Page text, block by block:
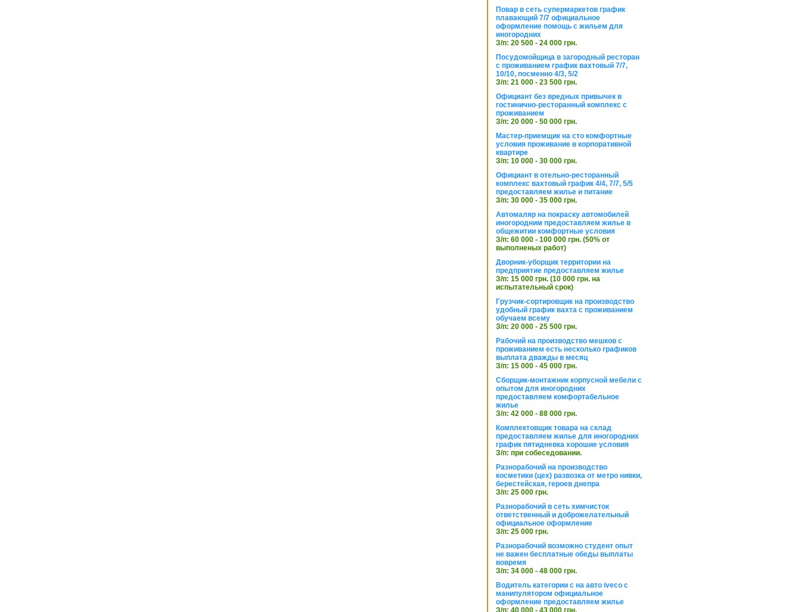
Повар в сеть супермаркетов график
плавающий 7/7 официальное
оформление помощь с жильем для
иногородних
З/п: 20 500 - 24 000 грн.
Посудомойщица в загородный ресторан
с проживанием график вахтовый 7/7,
10/10, посменно 4/3, 5/2
З/п: 21 000 - 23 500 грн.
Официант без вредных привычек в
гостинично-ресторанный комплекс с
проживанием
З/п: 20 000 - 50 000 грн.
Мастер-приемщик на сто комфортные
условия проживание в корпоративной
квартире
З/п: 10 000 - 30 000 грн.
Официант в отельно-ресторанный
комплекс вахтовый график 4/4, 7/7, 5/5
предоставляем жилье и питание
З/п: 30 000 - 35 000 грн.
Автомаляр на покраску автомобилей
иногородним предоставляем жилье в
общежитии комфортные условия
З/п: 60 000 - 100 000 грн. (50% от
выполненых работ)
Дворник-уборщик территории на
предприятие предоставляем жилье
З/п: 15 000 грн. (10 000 грн. на
испытательный срок)
Грузчик-сортировщик на производство
удобный график вахта с проживанием
обучаем всему
З/п: 20 000 - 25 500 грн.
Рабочий на производство мешков с
проживанием есть несколько графиков
выплата дважды в месяц
З/п: 15 000 - 45 000 грн.
Сборщик-монтажник корпусной мебели с
опытом для иногородних
предоставляем комфортабельное
жилье
З/п: 42 000 - 88 000 грн.
Комплектовщик товара на склад
предоставляем жилье для иногородних
график пятидневка хорошие условия
З/п: при собеседовании.
Разнорабочий на производство
косметики (цех) развозка от метро нивки,
берестейская, героев днепра
З/п: 25 000 грн.
Разнорабочий в сеть химчисток
ответственный и доброжелательный
официальное оформление
З/п: 25 000 грн.
Разнорабочий возможно студент опыт
не важен бесплатные обеды выплаты
вовремя
З/п: 34 000 - 48 000 грн.
Водитель категории с на авто iveco с
манипулятором официальное
оформление предоставляем жилье
З/п: 40 000 - 43 000 грн.